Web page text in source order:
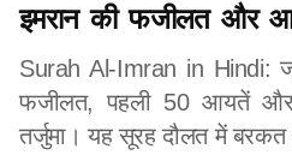
इमरान की फजीलत और
Surah Al-Imran in Hindi:
फजीलत, पहली 50 आयतें और
तर्जुमा। यह सूरह दौलत में बरकत